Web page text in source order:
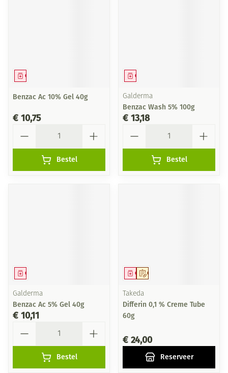
Geneesmiddel
Benzac Ac 10% Gel 40g
€ 10,75
Bestel
Geneesmiddel
Galderma
Benzac Wash 5% 100g
€ 13,18
Bestel
Geneesmiddel
Galderma
Benzac Ac 5% Gel 40g
€ 10,11
Bestel
Op voorschrift
Geneesmiddel
Takeda
Differin 0,1 % Creme Tube
60g
€ 24,00
Reserveer